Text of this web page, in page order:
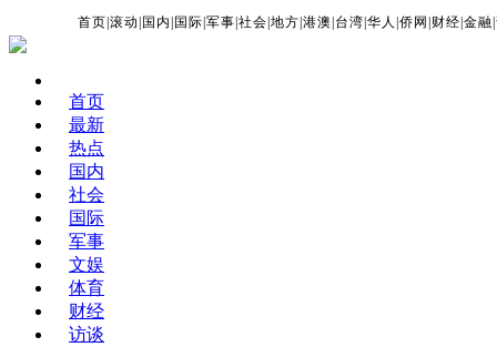
首页 |滚动 国内 国际 |军事 |社会 |地方 |港澳 台湾 |华人 |侨网 财经 |金融 |
首页
最新
热点
国内
社会
国际
军事
文娱
体育
财经
访谈